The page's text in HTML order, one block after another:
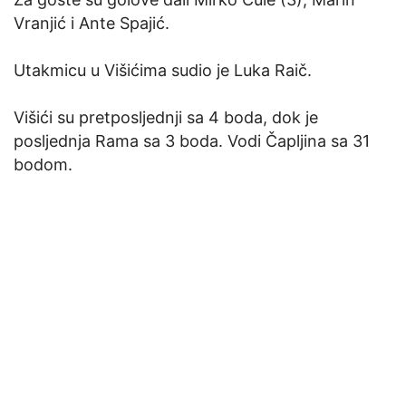
Vranjić i Ante Spajić.
Utakmicu u Višićima sudio je Luka Raič.
Višići su pretposljednji sa 4 boda, dok je
posljednja Rama sa 3 boda. Vodi Čapljina sa 31
bodom.